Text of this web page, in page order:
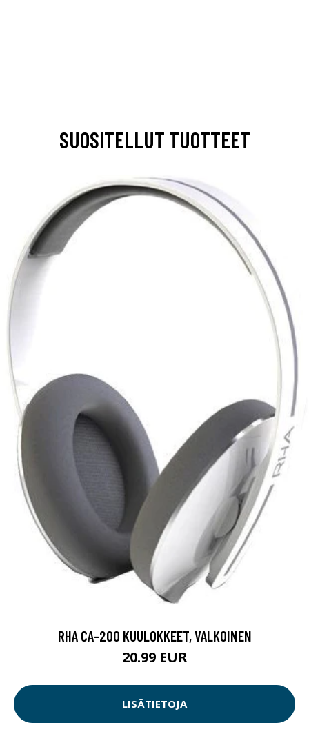
SUOSITELLUT TUOTTEET
RHA CA-200 KUULOKKEET, VALKOINEN
20.99 EUR
LISÄTIETOJA